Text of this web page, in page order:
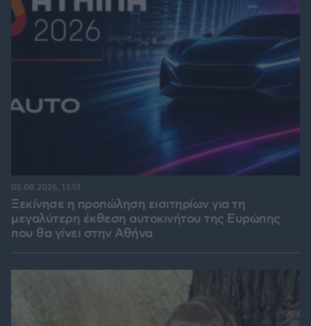
Ξεκίνησε η προπώληση εισιτηρίων για τη
μεγαλύτερη έκθεση αυτοκινήτου της Ευρώπης
που θα γίνει στην Αθήνα
05.08.2026, 13:51